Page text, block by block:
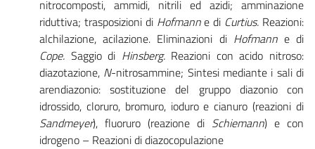
nitrocomposti, ammidi, nitrili ed azidi; amminazione
riduttiva; trasposizioni di Hofmanne di Curtius. Reazioni:
alchilazione, acilazione. Eliminazioni di Hofmanne di
Cope. Saggio di Hinsberg. Reazioni con acido nitroso:
diazotazione, N-nitrosammine; Sintesi mediante i sali di
arendiazonio: sostituzione del gruppo diazonio con
idrossido, cloruro, bromuro, ioduro e cianuro (reazioni di
Sandmeyer), fluoruro (reazione di Schiemann) e con
idrogeno – Reazioni di diazocopulazione